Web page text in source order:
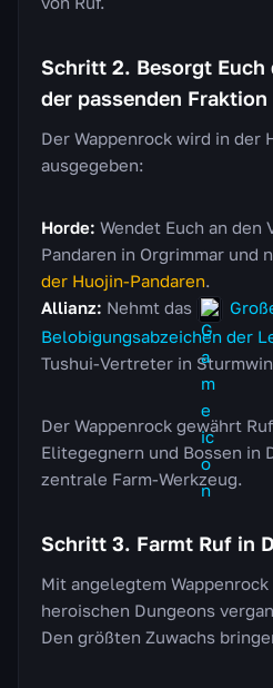
Schritt 2. Besorgt Euch
der passenden Fraktion
Der Wappenrock wird in der
ausgegeben:
Horde: Wendet Euch an den
Pandaren in Orgrimmar und
der Huojin-Pandaren.
Allianz: Nehmt das
Belobigungsabzeichen der
Tushui-Vertreter in
Der Wappenrock gewährt
Elitegegnern und Bossen in
zentrale Farm-Werkzeug.
Schritt 3. Farmt Ruf in
Mit angelegtem
heroischen Dungeons
Den größten Zuwachs